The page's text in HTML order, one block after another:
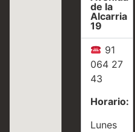
de la
Alcarria
19
91
064 27
43
Horario:
Lunes